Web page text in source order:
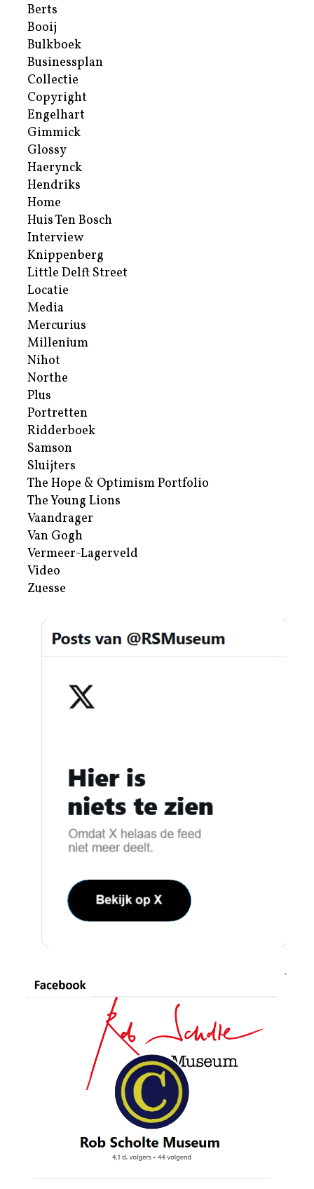
Berts
Booij
Bulkboek
Businessplan
Collectie
Copyright
Engelhart
Gimmick
Glossy
Haerynck
Hendriks
Home
Huis Ten Bosch
Interview
Knippenberg
Little Delft Street
Locatie
Media
Mercurius
Millenium
Nihot
Northe
Plus
Portretten
Ridderboek
Samson
Sluijters
The Hope & Optimism Portfolio
The Young Lions
Vaandrager
Van Gogh
Vermeer-Lagerveld
Video
Zuesse